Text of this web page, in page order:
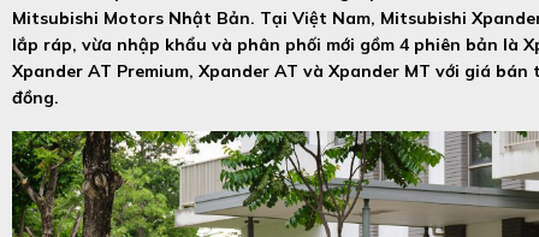
Mitsubishi Motors Nhật Bản. Tại Việt Nam, Mitsubishi
lắp ráp, vừa nhập khẩu và phân phối mới gồm 4 phiên bản là
Xpander AT Premium, Xpander AT và Xpander MT với giá bán
đồng.